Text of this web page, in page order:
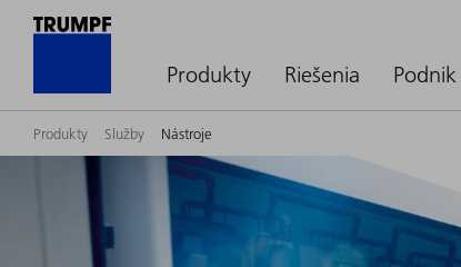
Produkty Riešenia Podnik
Produkty Služby Nástroje